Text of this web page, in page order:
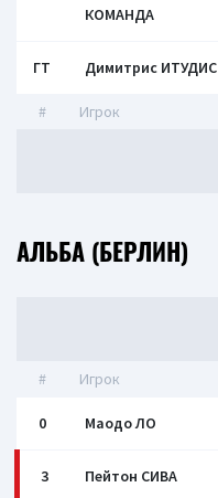
КОМАНДА
ГТ Димитрис ИТУДИС
# Игрок
АЛЬБА (БЕРЛИН)
# Игрок
0 Маодо ЛО
3 Пейтон СИВА